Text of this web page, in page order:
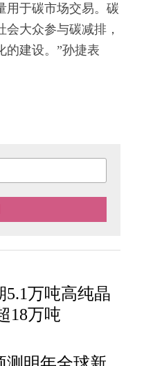
用于碳市场交易。碳
大众参与碳减排，
的建设。”孙捷表
万吨高纯晶
18万吨